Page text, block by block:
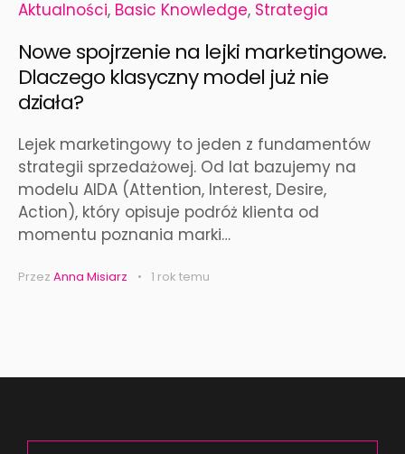
Aktualności, Basic Knowledge, Strategia
Nowe spojrzenie na lejki marketingowe.
Dlaczego klasyczny model już nie
działa?
Lejek marketingowy to jeden z fundamentów
strategii sprzedażowej. Od lat bazujemy na
modelu AIDA (Attention, Interest, Desire,
Action), który opisuje podróż klienta od
momentu poznania marki…
Przez Anna Misiarz 1 rok temu